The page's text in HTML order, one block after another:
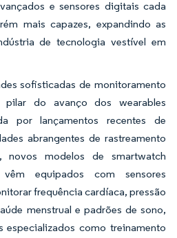
e sensores digitais cada
mais capazes, expandindo as
de tecnologia vestível em
sofisticadas de monitoramento
do avanço dos wearables
por lançamentos recentes de
abrangentes de rastreamento
novos modelos de smartwatch
equipados com sensores
frequência cardíaca, pressão
menstrual e padrões de sono,
especializados como treinamento